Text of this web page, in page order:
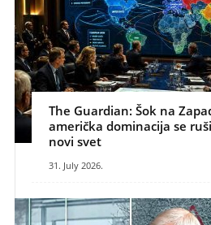
The Guardian: Šok na
američka dominacija se
novi svet
31. July 2026.